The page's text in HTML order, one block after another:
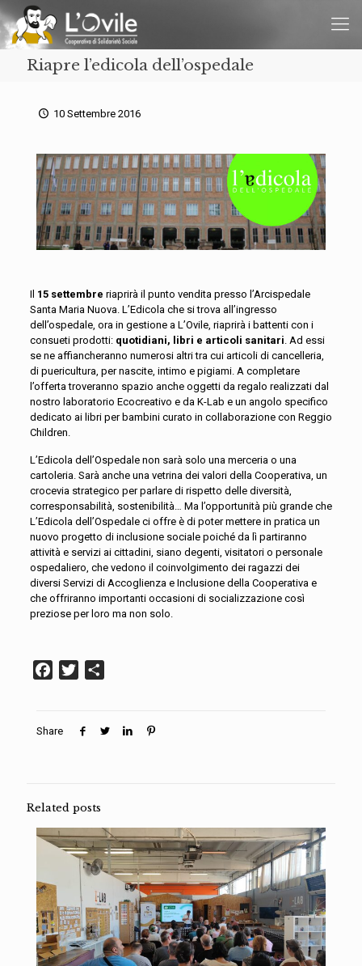
Riapre l’edicola dell’ospedale
10 Settembre 2016
Il 15 settembre riaprirà il punto vendita presso l’Arcispedale
Santa Maria Nuova. L’Edicola che si trova all’ingresso
dell’ospedale, ora in gestione a L’Ovile, riaprirà i battenti con i
consueti prodotti: quotidiani, libri e articoli sanitari. Ad essi
se ne affiancheranno numerosi altri tra cui articoli di cancelleria,
di puericultura, per nascite, intimo e pigiami. A completare
l’offerta troveranno spazio anche oggetti da regalo realizzati dal
nostro laboratorio Ecocreativo e da K-Lab e un angolo specifico
dedicato ai libri per bambini curato in collaborazione con Reggio
Children.
L’Edicola dell’Ospedale non sarà solo una merceria o una
cartoleria. Sarà anche una vetrina dei valori della Cooperativa, un
crocevia strategico per parlare di rispetto delle diversità,
corresponsabilità, sostenibilità… Ma l’opportunità più grande che
L’Edicola dell’Ospedale ci offre è di poter mettere in pratica un
nuovo progetto di inclusione sociale poiché da lì partiranno
attività e servizi ai cittadini, siano degenti, visitatori o personale
ospedaliero, che vedono il coinvolgimento dei ragazzi dei
diversi Servizi di Accoglienza e Inclusione della Cooperativa e
che offriranno importanti occasioni di socializzazione così
preziose per loro ma non solo.
Facebook
Twitter
Share
Related posts